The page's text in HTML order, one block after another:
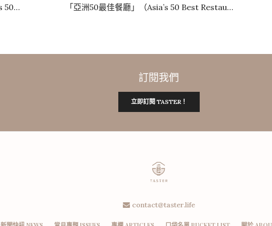
50… 「亞洲50最佳餐廳」（Asia’s 50 Best Restau…
訂閱我們
立即訂閱 TASTER！
contact@taster.life